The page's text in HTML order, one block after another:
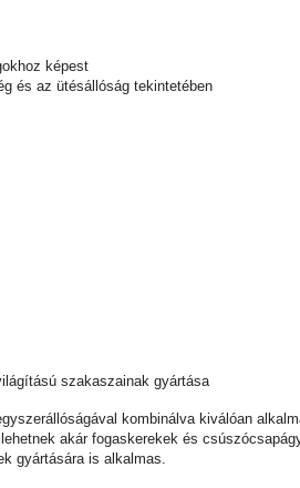
képest
és az ütésállóság tekintetében
szakaszainak gyártása
kombinálva kiválóan
akár fogaskerekek és
gyártására is alkalmas.